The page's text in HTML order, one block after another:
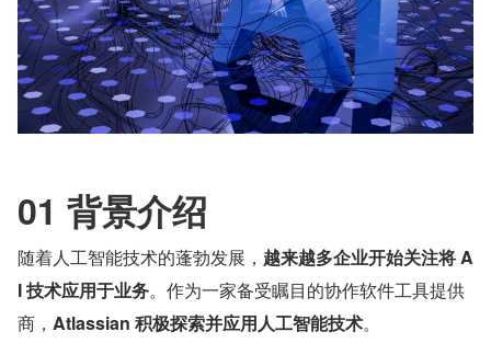
01 背景介绍
随着人工智能技术的蓬勃发展， 越来越多企业开始关注将 A
I 技术应用于业务。作为一家备受瞩目的协作软件工具提供
商， Atlassian 积极探索并应用人工智能技术。